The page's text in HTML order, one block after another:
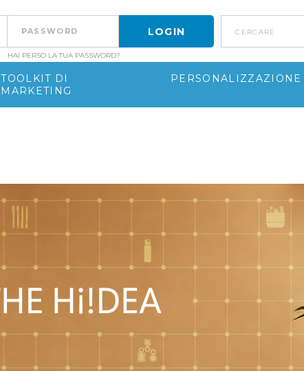
HAI PERSO LA TUA PASSWORD?
cercare
TOOLKIT DI
MARKETING
PERSONALIZZAZIONE